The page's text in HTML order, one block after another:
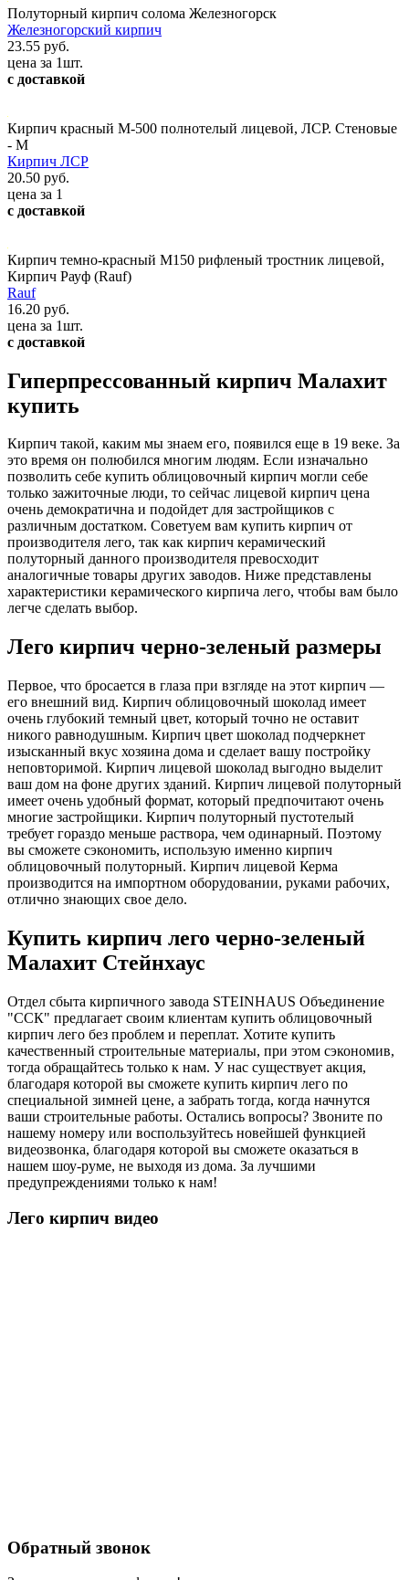
Полуторный кирпич солома Железногорск
Железногорский кирпич
23.55 руб.
цена за 1шт.
с доставкой
Кирпич красный М-500 полнотелый лицевой, ЛСР. Стеновые
- М
Кирпич ЛСР
20.50 руб.
цена за 1
с доставкой
Кирпич темно-красный М150 рифленый тростник лицевой,
Кирпич Рауф (Rauf)
Rauf
16.20 руб.
цена за 1шт.
с доставкой
Гиперпрессованный кирпич Малахит
купить
Кирпич такой, каким мы знаем его, появился еще в 19 веке. За
это время он полюбился многим людям. Если изначально
позволить себе купить облицовочный кирпич могли себе
только зажиточные люди, то сейчас лицевой кирпич цена
очень демократична и подойдет для застройщиков с
различным достатком. Советуем вам купить кирпич от
производителя лего, так как кирпич керамический
полуторный данного производителя превосходит
аналогичные товары других заводов. Ниже представлены
характеристики керамического кирпича лего, чтобы вам было
легче сделать выбор.
Лего кирпич черно-зеленый размеры
Первое, что бросается в глаза при взгляде на этот кирпич —
его внешний вид. Кирпич облицовочный шоколад имеет
очень глубокий темный цвет, который точно не оставит
никого равнодушным. Кирпич цвет шоколад подчеркнет
изысканный вкус хозяина дома и сделает вашу постройку
неповторимой. Кирпич лицевой шоколад выгодно выделит
ваш дом на фоне других зданий. Кирпич лицевой полуторный
имеет очень удобный формат, который предпочитают очень
многие застройщики. Кирпич полуторный пустотелый
требует гораздо меньше раствора, чем одинарный. Поэтому
вы сможете сэкономить, использую именно кирпич
облицовочный полуторный. Кирпич лицевой Керма
производится на импортном оборудовании, руками рабочих,
отлично знающих свое дело.
Купить кирпич лего черно-зеленый
Малахит Стейнхаус
Отдел сбыта кирпичного завода STEINHAUS Объединение
"ССК" предлагает своим клиентам купить облицовочный
кирпич лего без проблем и переплат. Хотите купить
качественный строительные материалы, при этом сэкономив,
тогда обращайтесь только к нам. У нас существует акция,
благодаря которой вы сможете купить кирпич лего по
специальной зимней цене, а забрать тогда, когда начнутся
ваши строительные работы. Остались вопросы? Звоните по
нашему номеру или воспользуйтесь новейшей функцией
видеозвонка, благодаря которой вы сможете оказаться в
нашем шоу-руме, не выходя из дома. За лучшими
предупреждениями только к нам!
Лего кирпич видео
Обратный звонок